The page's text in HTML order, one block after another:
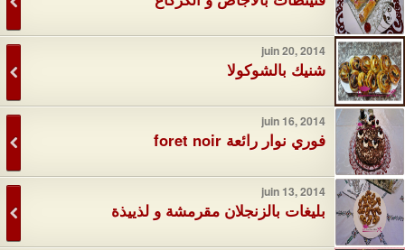
juin 20, 2014
شنيك بالشوكولا
juin 16, 2014
فوري نوار رائعة foret noir
juin 13, 2014
بليغات بالزنجلان مقرمشة و لذييذة